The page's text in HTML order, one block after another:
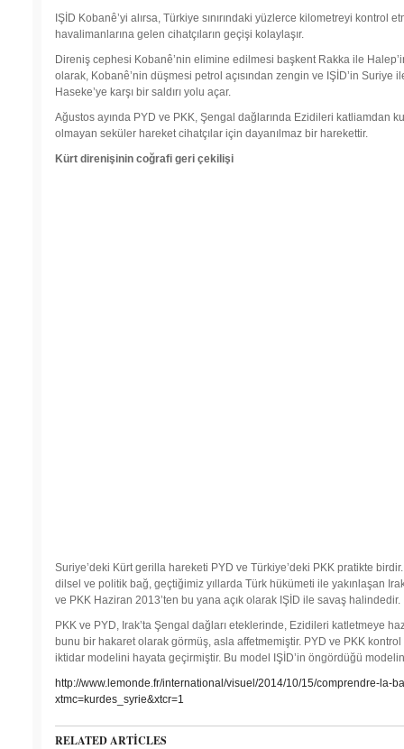
IŞİD Kobanê’yi alırsa, Türkiye sınırındaki yüzlerce kilometreyi kontrol
havalimanlarına gelen cihatçıların geçişi kolaylaşır.
Direniş cephesi Kobanê’nin elimine edilmesi başkent Rakka ile
olarak, Kobanê’nin düşmesi petrol açısından zengin ve IŞİD’in Suriye
Haseke’ye karşı bir saldırı yolu açar.
Ağustos ayında PYD ve PKK, Şengal dağlarında Ezidileri katliamdan
olmayan seküler hareket cihatçılar için dayanılmaz bir harekettir.
Kürt direnişinin coğrafi geri çekilişi
Suriye’deki Kürt gerilla hareketi PYD ve Türkiye’deki PKK pratikte
dilsel ve politik bağ, geçtiğimiz yıllarda Türk hükümeti ile yakınlaşan
ve PKK Haziran 2013’ten bu yana açık olarak IŞİD ile savaş halindedir.
PKK ve PYD, Irak’ta Şengal dağları eteklerinde, Ezidileri katletmeye
bunu bir hakaret olarak görmüş, asla affetmemiştir. PYD ve PKK
iktidar modelini hayata geçirmiştir. Bu model IŞİD’in öngördüğü modelin
http://www.lemonde.fr/international/visuel/2014/10/15/comprendre-la-
xtmc=kurdes_syrie&xtcr=1
RELATED ARTICLES